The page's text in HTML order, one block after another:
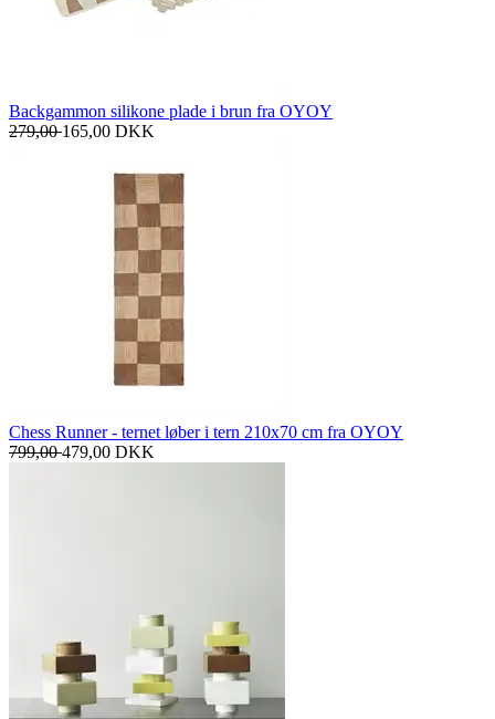
Backgammon silikone plade i brun fra OYOY
279,00165,00 DKK
Chess Runner - ternet løber i tern 210x70 cm fra OYOY
799,00479,00 DKK